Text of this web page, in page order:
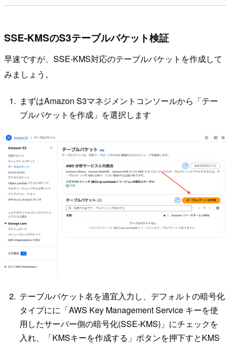
SSE-KMSのS3テーブルバケット検証
早速ですが、SSE-KMS対応のテーブルバケットを作成して
みましょう。
まずはAmazon S3マネジメントコンソールから「テー
ブルバケットを作成」を選択します
テーブルバケット名を適宜入力し、デフォルトの暗号化
タイプにに「AWS Key Management Service キーを使
用したサーバー側の暗号化(SSE-KMS)」にチェックを
入れ、「KMSキーを作成する」ボタンを押下すとKMS